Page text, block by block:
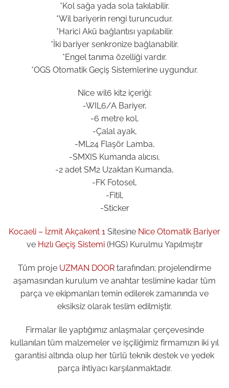
*Kol sağa yada sola takılabilir.
*Wil bariyerin rengi turuncudur.
*Harici Akü bağlantısı yapılabilir.
*İki bariyer senkronize bağlanabilir.
*Engel tanıma özelliği vardır.
*OGS Otomatik Geçiş Sistemlerine uygundur.
Nice wil6 kit2 içeriği:
-WIL6/A Bariyer,
-6 metre kol,
-Çalal ayak,
-ML24 Flaşör Lamba,
-SMXIS Kumanda alıcısı,
-2 adet SM2 Uzaktan Kumanda,
-FK Fotosel,
-Fitil,
-Sticker
Kocaeli – İzmit Akçakent 1 Sitesine Nice Otomatik Bariyer
ve Hızlı Geçiş Sistemi(HGS) Kurulmu Yapılmıştır
Tüm proje UZMAN DOOR tarafından; projelendirme
aşamasından kurulum ve anahtar teslimine kadar tüm
parça ve ekipmanları temin edilerek zamanında ve
eksiksiz olarak teslim edilmiştir.
Firmalar ile yaptığımız anlaşmalar çerçevesinde
kullanılan tüm malzemeler ve işçiliğimiz firmamızın iki yıl
garantisi altında olup her türlü teknik destek ve yedek
parça ihtiyacı karşılanmaktadır.